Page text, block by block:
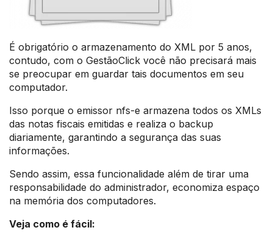
É obrigatório o armazenamento do XML por 5 anos,
contudo, com o GestãoClick você não precisará mais
se preocupar em guardar tais documentos em seu
computador.
Isso porque o emissor nfs-e armazena todos os XMLs
das notas fiscais emitidas e realiza o backup
diariamente, garantindo a segurança das suas
informações.
Sendo assim, essa funcionalidade além de tirar uma
responsabilidade do administrador, economiza espaço
na memória dos computadores.
Veja como é fácil: